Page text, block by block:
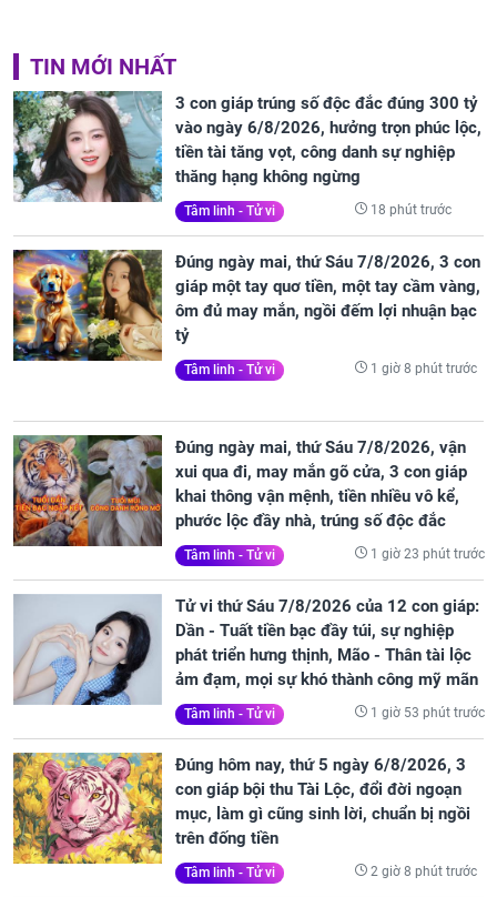
TIN MỚI NHẤT
3 con giáp trúng số độc đắc đúng 300 tỷ
vào ngày 6/8/2026, hưởng trọn phúc lộc,
tiền tài tăng vọt, công danh sự nghiệp
thăng hạng không ngừng
Tâm linh - Tử vi 18 phút trước
Đúng ngày mai, thứ Sáu 7/8/2026, 3 con
giáp một tay quơ tiền, một tay cầm vàng,
ôm đủ may mắn, ngồi đếm lợi nhuận bạc
tỷ
Tâm linh - Tử vi 1 giờ 8 phút trước
Đúng ngày mai, thứ Sáu 7/8/2026, vận
xui qua đi, may mắn gõ cửa, 3 con giáp
khai thông vận mệnh, tiền nhiều vô kể,
phước lộc đầy nhà, trúng số độc đắc
Tâm linh - Tử vi 1 giờ 23 phút trước
Tử vi thứ Sáu 7/8/2026 của 12 con giáp:
Dần - Tuất tiền bạc đầy túi, sự nghiệp
phát triển hưng thịnh, Mão - Thân tài lộc
ảm đạm, mọi sự khó thành công mỹ mãn
Tâm linh - Tử vi 1 giờ 53 phút trước
Đúng hôm nay, thứ 5 ngày 6/8/2026, 3
con giáp bội thu Tài Lộc, đổi đời ngoạn
mục, làm gì cũng sinh lời, chuẩn bị ngồi
trên đống tiền
Tâm linh - Tử vi 2 giờ 8 phút trước